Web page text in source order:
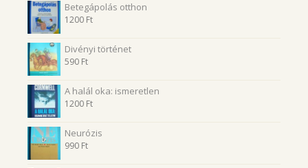
Betegápolás otthon
1200 Ft
Divényi történet
590 Ft
A halál oka: ismeretlen
1200 Ft
Neurózis
990 Ft